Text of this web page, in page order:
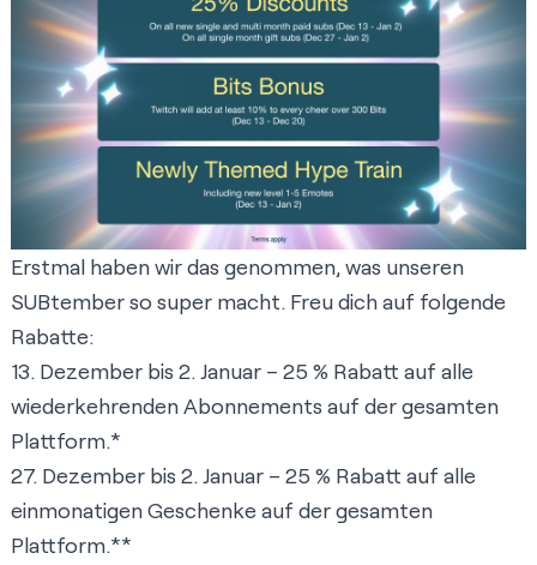
Erstmal haben wir das genommen, was unseren
SUBtember so super macht. Freu dich auf folgende
Rabatte:
13. Dezember bis 2. Januar – 25 % Rabatt auf alle
wiederkehrenden Abonnements auf der gesamten
Plattform.*
27. Dezember bis 2. Januar – 25 % Rabatt auf alle
einmonatigen Geschenke auf der gesamten
Plattform.**